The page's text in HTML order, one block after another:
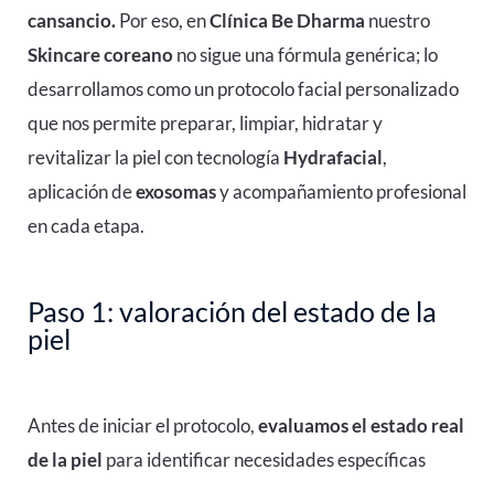
cansancio.Por eso, enClínica Be Dharma nuestro
Skincare coreanono sigue una fórmula genérica; lo
desarrollamos como un protocolo facial personalizado
que nos permite preparar, limpiar, hidratar y
revitalizar la piel con tecnología Hydrafacial,
aplicación deexosomasy acompañamiento profesional
en cada etapa.
Paso 1: valoración del estado de la
piel
Antes de iniciar el protocolo,evaluamos el estado real
de la piel para identificar necesidades específicas